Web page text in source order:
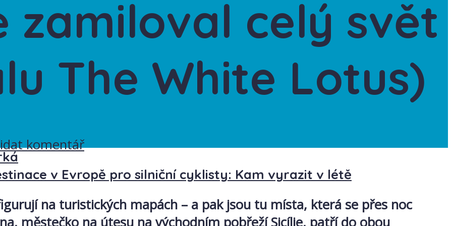
zamiloval celý svět
The White Lotus)
komentář
v Evropě pro silniční cyklisty: Kam vyrazit v létě
na turistických mapách – a pak jsou tu místa, která se přes noc
městečko na útesu na východním pobřeží Sicílie, patří do obou